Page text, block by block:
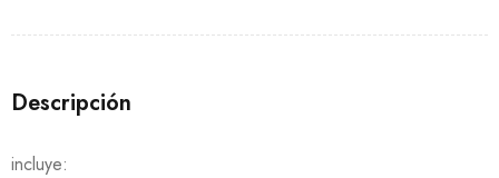
Descripción
incluye: